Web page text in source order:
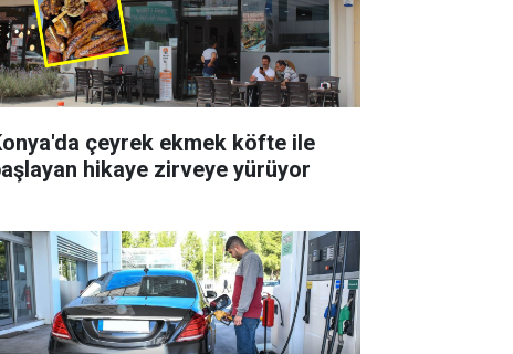
çeyrek ekmek köfte ile
hikaye zirveye yürüyor